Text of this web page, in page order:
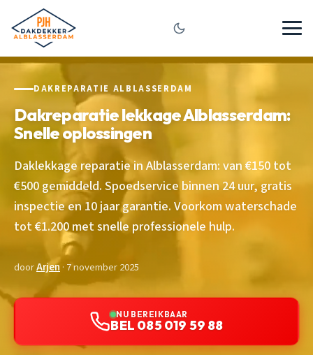
DAKREPARATIE ALBLASSERDAM
Dakreparatie lekkage Alblasserdam:
Snelle oplossingen
Daklekkage reparatie in Alblasserdam: van €150 tot
€500 gemiddeld. Spoedservice binnen 24 uur, gratis
inspectie en 10 jaar garantie. Voorkom waterschade
tot €1.200 met snelle professionele hulp.
doorArjen · 7 november 2025
NU BEREIKBAAR
BEL 085 019 59 88